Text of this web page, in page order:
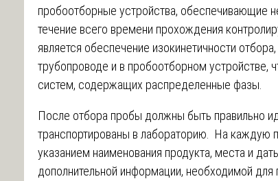
пробоотборные устройства, обеспечивающие
течение всего времени прохождения
является обеспечение изокинетичности
трубопроводе и в пробоотборном устройстве,
систем, содержащих распределенные фазы.
После отбора пробы должны быть правильно
транспортированы в лабораторию. На каждую
указанием наименования продукта, места и
дополнительной информации, необходимой для